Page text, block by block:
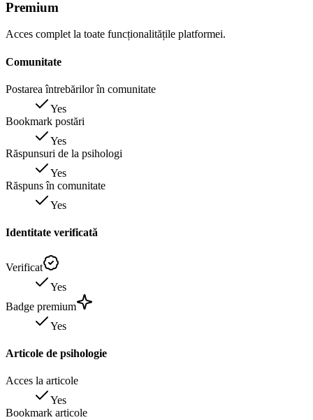
Premium
Acces complet la toate funcționalitățile platformei.
Comunitate
Postarea întrebărilor în comunitate
Yes
Bookmark postări
Yes
Răspunsuri de la psihologi
Yes
Răspuns în comunitate
Yes
Identitate verificată
Verificat
Yes
Badge premium
Yes
Articole de psihologie
Acces la articole
Yes
Bookmark articole